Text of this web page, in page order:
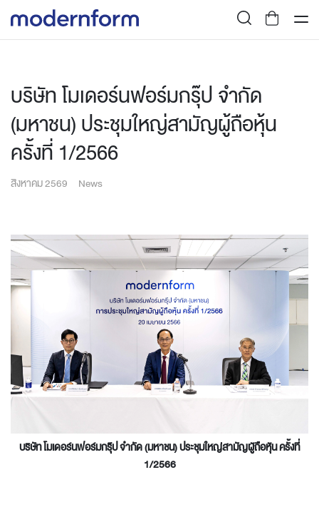
บริษัท โมเดอร์นฟอร์มกรุ๊ป จำกัด
(มหาชน) ประชุมใหญ่สามัญผู้ถือหุ้น
ครั้งที่ 1/2566
สิงหาคม 2569 News
บริษัท โมเดอร์นฟอร์มกรุ๊ป จำกัด (มหาชน) ประชุมใหญ่สามัญผู้ถือหุ้น ครั้งที่
1/2566